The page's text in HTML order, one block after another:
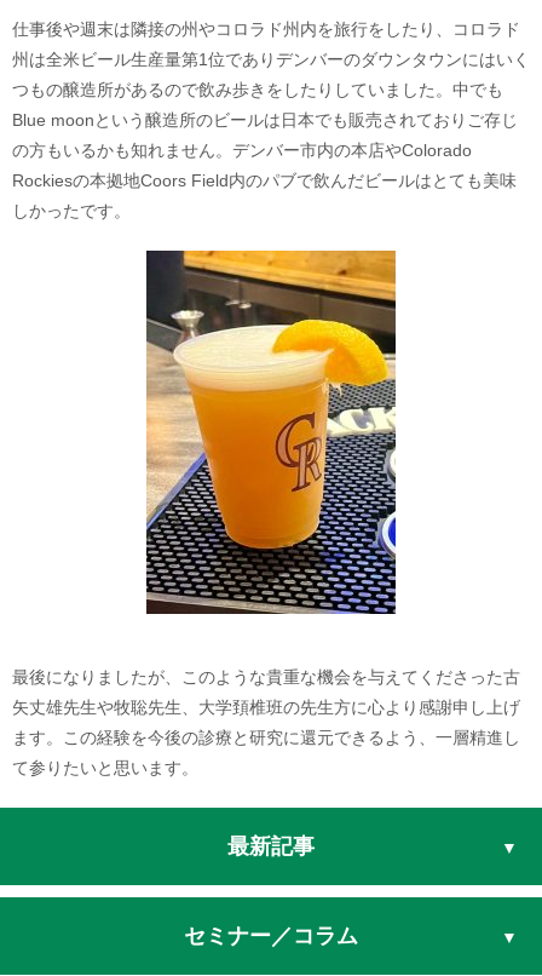
仕事後や週末は隣接の州やコロラド州内を旅行をしたり、コロラド
州は全米ビール生産量第1位でありデンバーのダウンタウンにはいく
つもの醸造所があるので飲み歩きをしたりしていました。中でも
Blue moonという醸造所のビールは日本でも販売されておりご存じ
の方もいるかも知れません。デンバー市内の本店やColorado
Rockiesの本拠地Coors Field内のパブで飲んだビールはとても美味
しかったです。
最後になりましたが、このような貴重な機会を与えてくださった古
矢丈雄先生や牧聡先生、大学頚椎班の先生方に心より感謝申し上げ
ます。この経験を今後の診療と研究に還元できるよう、一層精進し
て参りたいと思います。
最新記事
セミナー／コラム